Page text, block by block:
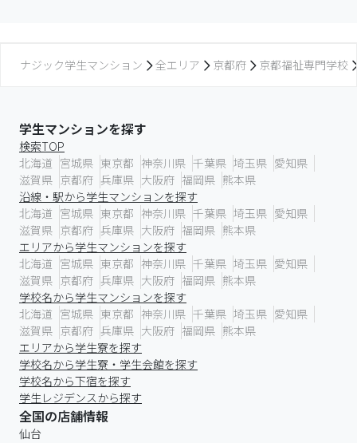
ナジック学生マンション 全エリア 京都府 京都福祉専門学校
学生マンションを探す
検索TOP
北海道 宮城県 東京都 神奈川県 千葉県 埼玉県 愛知県
滋賀県 京都府 兵庫県 大阪府 福岡県 熊本県
沿線・駅から学生マンションを探す
北海道 宮城県 東京都 神奈川県 千葉県 埼玉県 愛知県
滋賀県 京都府 兵庫県 大阪府 福岡県 熊本県
エリアから学生マンションを探す
北海道 宮城県 東京都 神奈川県 千葉県 埼玉県 愛知県
滋賀県 京都府 兵庫県 大阪府 福岡県 熊本県
学校名から学生マンションを探す
北海道 宮城県 東京都 神奈川県 千葉県 埼玉県 愛知県
滋賀県 京都府 兵庫県 大阪府 福岡県 熊本県
エリアから学生寮を探す
学校名から学生寮・学生会館を探す
学校名から下宿を探す
学生レジデンスから探す
全国の店舗情報
仙台